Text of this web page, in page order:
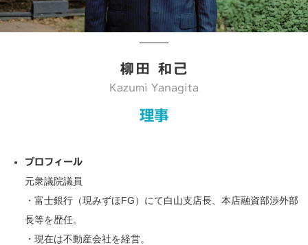
柳田 和己
Kazumi Yanagita
理事
プロフィール
元衆議院議員
・富士銀行（現みずほFG）にて白山支店長、本店融資部渉外部
長等を歴任。
・現在は不動産会社を経営。